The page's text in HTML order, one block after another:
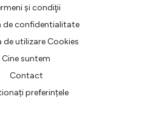
şi condiţii
de confidentialitate
de utilizare Cookies
Cine suntem
Contact
preferințele